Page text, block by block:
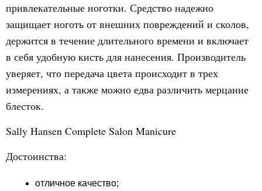
привлекательные ноготки. Средство надежно
защищает ноготь от внешних повреждений и сколов,
держится в течение длительного времени и включает
в себя удобную кисть для нанесения. Производитель
уверяет, что передача цвета происходит в трех
измерениях, а также можно едва различить мерцание
блесток.
Sally Hansen Complete Salon Manicure
Достоинства:
отличное качество;